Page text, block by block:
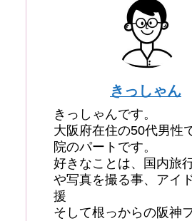
きっしゃん
きっしゃんです。
大阪府在住の50代男性
院のパートです。
好きなことは、国内旅
や写真を撮る事、アイ
援
そして根っからの阪神